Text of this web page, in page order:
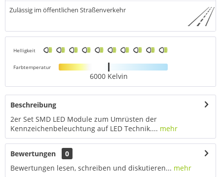
Zulässig im öffentlichen Straßenverkehr
Helligkeit
Farbtemperatur
6000 Kelvin
Beschreibung
2er Set SMD LED Module zum Umrüsten der
Kennzeichenbeleuchtung auf LED Technik.... mehr
Bewertungen
0
Bewertungen lesen, schreiben und diskutieren... mehr